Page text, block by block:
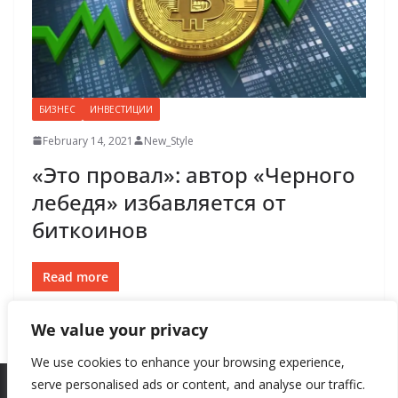
We value your privacy
We use cookies to enhance your browsing experience,
serve personalised ads or content, and analyse our traffic.
БИЗНЕС ИНВЕСТИЦИИ
February 14, 2021 New_Style
«Это провал»: автор «Черного
лебедя» избавляется от
биткоинов
Read more